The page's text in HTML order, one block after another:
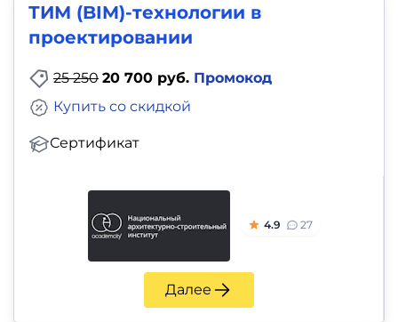
ТИМ (BIM)-технологии в
проектировании
25 250 20 700 руб. Промокод
Сертификат
Купить со скидкой
4.9 27
Далее